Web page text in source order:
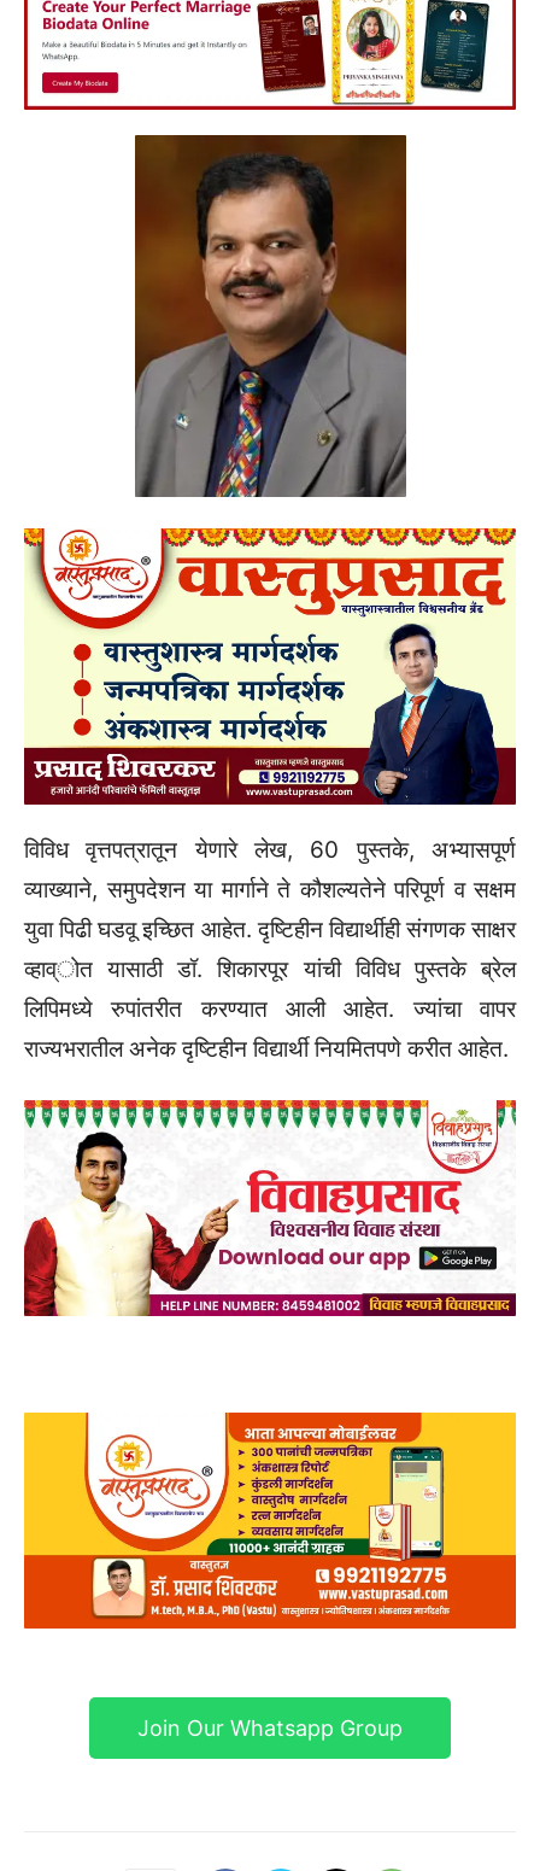
विविध वृत्तपत्रातून येणारे लेख, 60 पुस्तके, अभ्यासपूर्ण
व्याख्याने, समुपदेशन या मार्गाने ते कौशल्यतेने परिपूर्ण व सक्षम
युवा पिढी घडवू इच्छित आहेत. दृष्टिहीन विद्यार्थीही संगणक साक्षर
व्हाव्ोत यासाठी डॉ. शिकारपूर यांची विविध पुस्तके ब्रेल
लिपिमध्ये रुपांतरीत करण्यात आली आहेत. ज्यांचा वापर
राज्यभरातील अनेक दृष्टिहीन विद्यार्थी नियमितपणे करीत आहेत.
Join Our Whatsapp Group